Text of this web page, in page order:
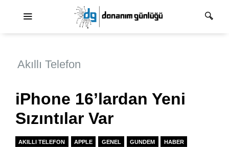
Akıllı Telefon
iPhone 16’lardan Yeni
Sızıntılar Var
AKILLI TELEFON APPLE GENEL GUNDEM HABER